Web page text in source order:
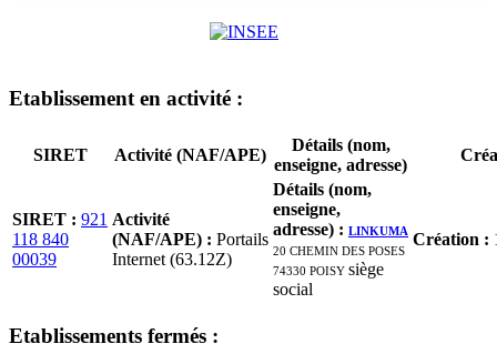
Etablissement en activité :
SIRET Activité (NAF/APE)
Détails (nom,
enseigne, adresse)
SIRET : 921
118 840
00039
Activité
(NAF/APE) : Portails
Internet (63.12Z)
Détails (nom,
enseigne,
adresse) : LINKUMA
20 CHEMIN DES POSES
74330 POISYsiège
social
Création :
Etablissements fermés :